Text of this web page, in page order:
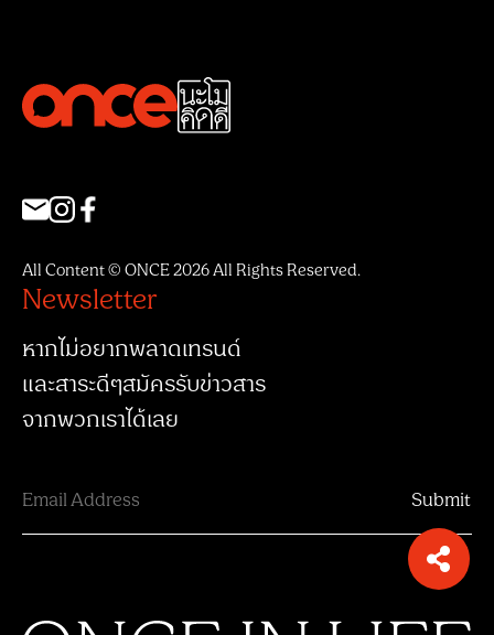
All Content © ONCE 2026 All Rights Reserved.
Newsletter
หากไม่อยากพลาดเทรนด์
และสาระดีๆสมัครรับข่าวสาร
จากพวกเราได้เลย